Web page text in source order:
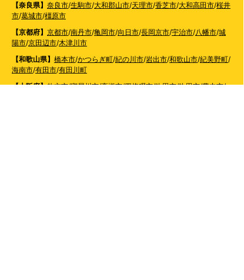
【奈良県】 奈良市/生駒市/大和郡山市/天理市/香芝市/大和高田市/桜井
市/葛城市/橿原市
【京都府】 京都市/南丹市/亀岡市/向日市/長岡京市/宇治市/八幡市/城
陽市/京田辺市/木津川市
【和歌山県】 橋本市/かつらぎ町/紀の川市/岩出市/和歌山市/紀美野町/
海南市/有田市/有田川町
【大阪府】枚方市/寝屋川市/高槻市/四條畷市/吹田市/吹田市/豊中市/